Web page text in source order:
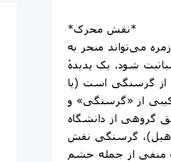
*نقش محرک*
می‌تواند منجر به
شود. یک پدیدهٔ
گرسنگی است (یا
از «گرسنگی» و
گروهی از دانشگاه
هیل)، گرسنگی نقش
منفی از جمله خشم